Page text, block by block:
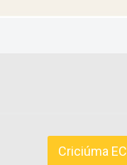
Criciúma EC